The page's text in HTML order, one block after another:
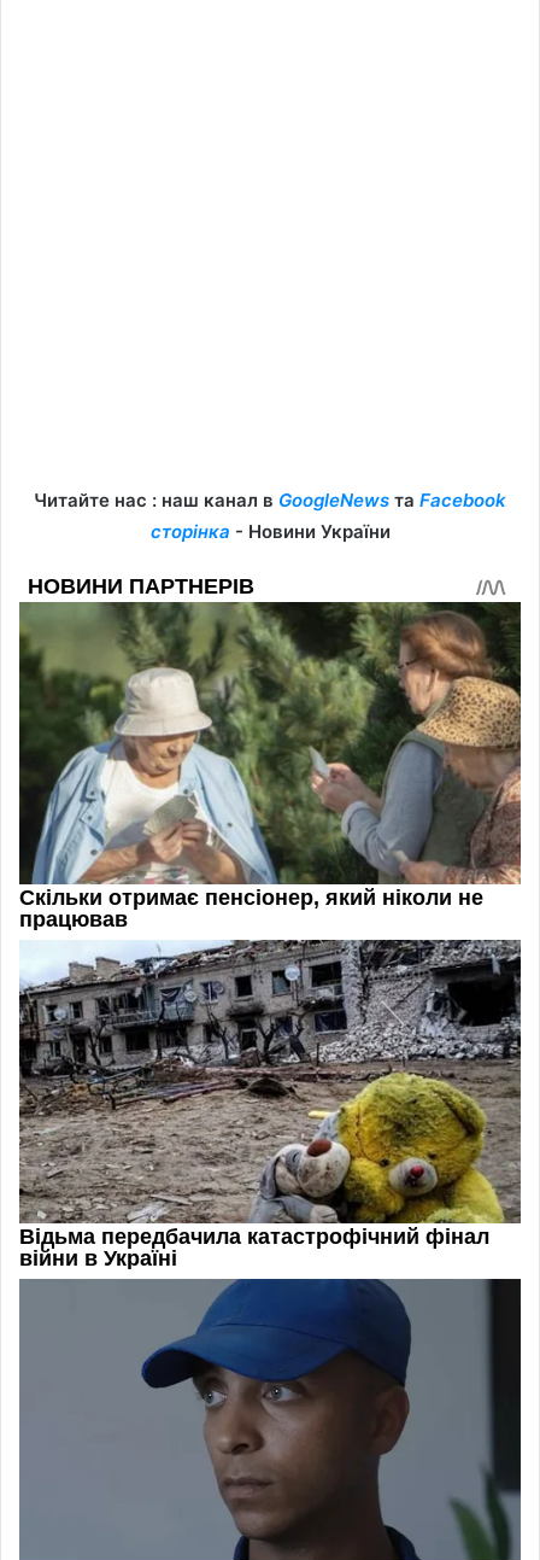
Читайте нас : наш канал в GoogleNews та Facebook
сторінка - Новини України